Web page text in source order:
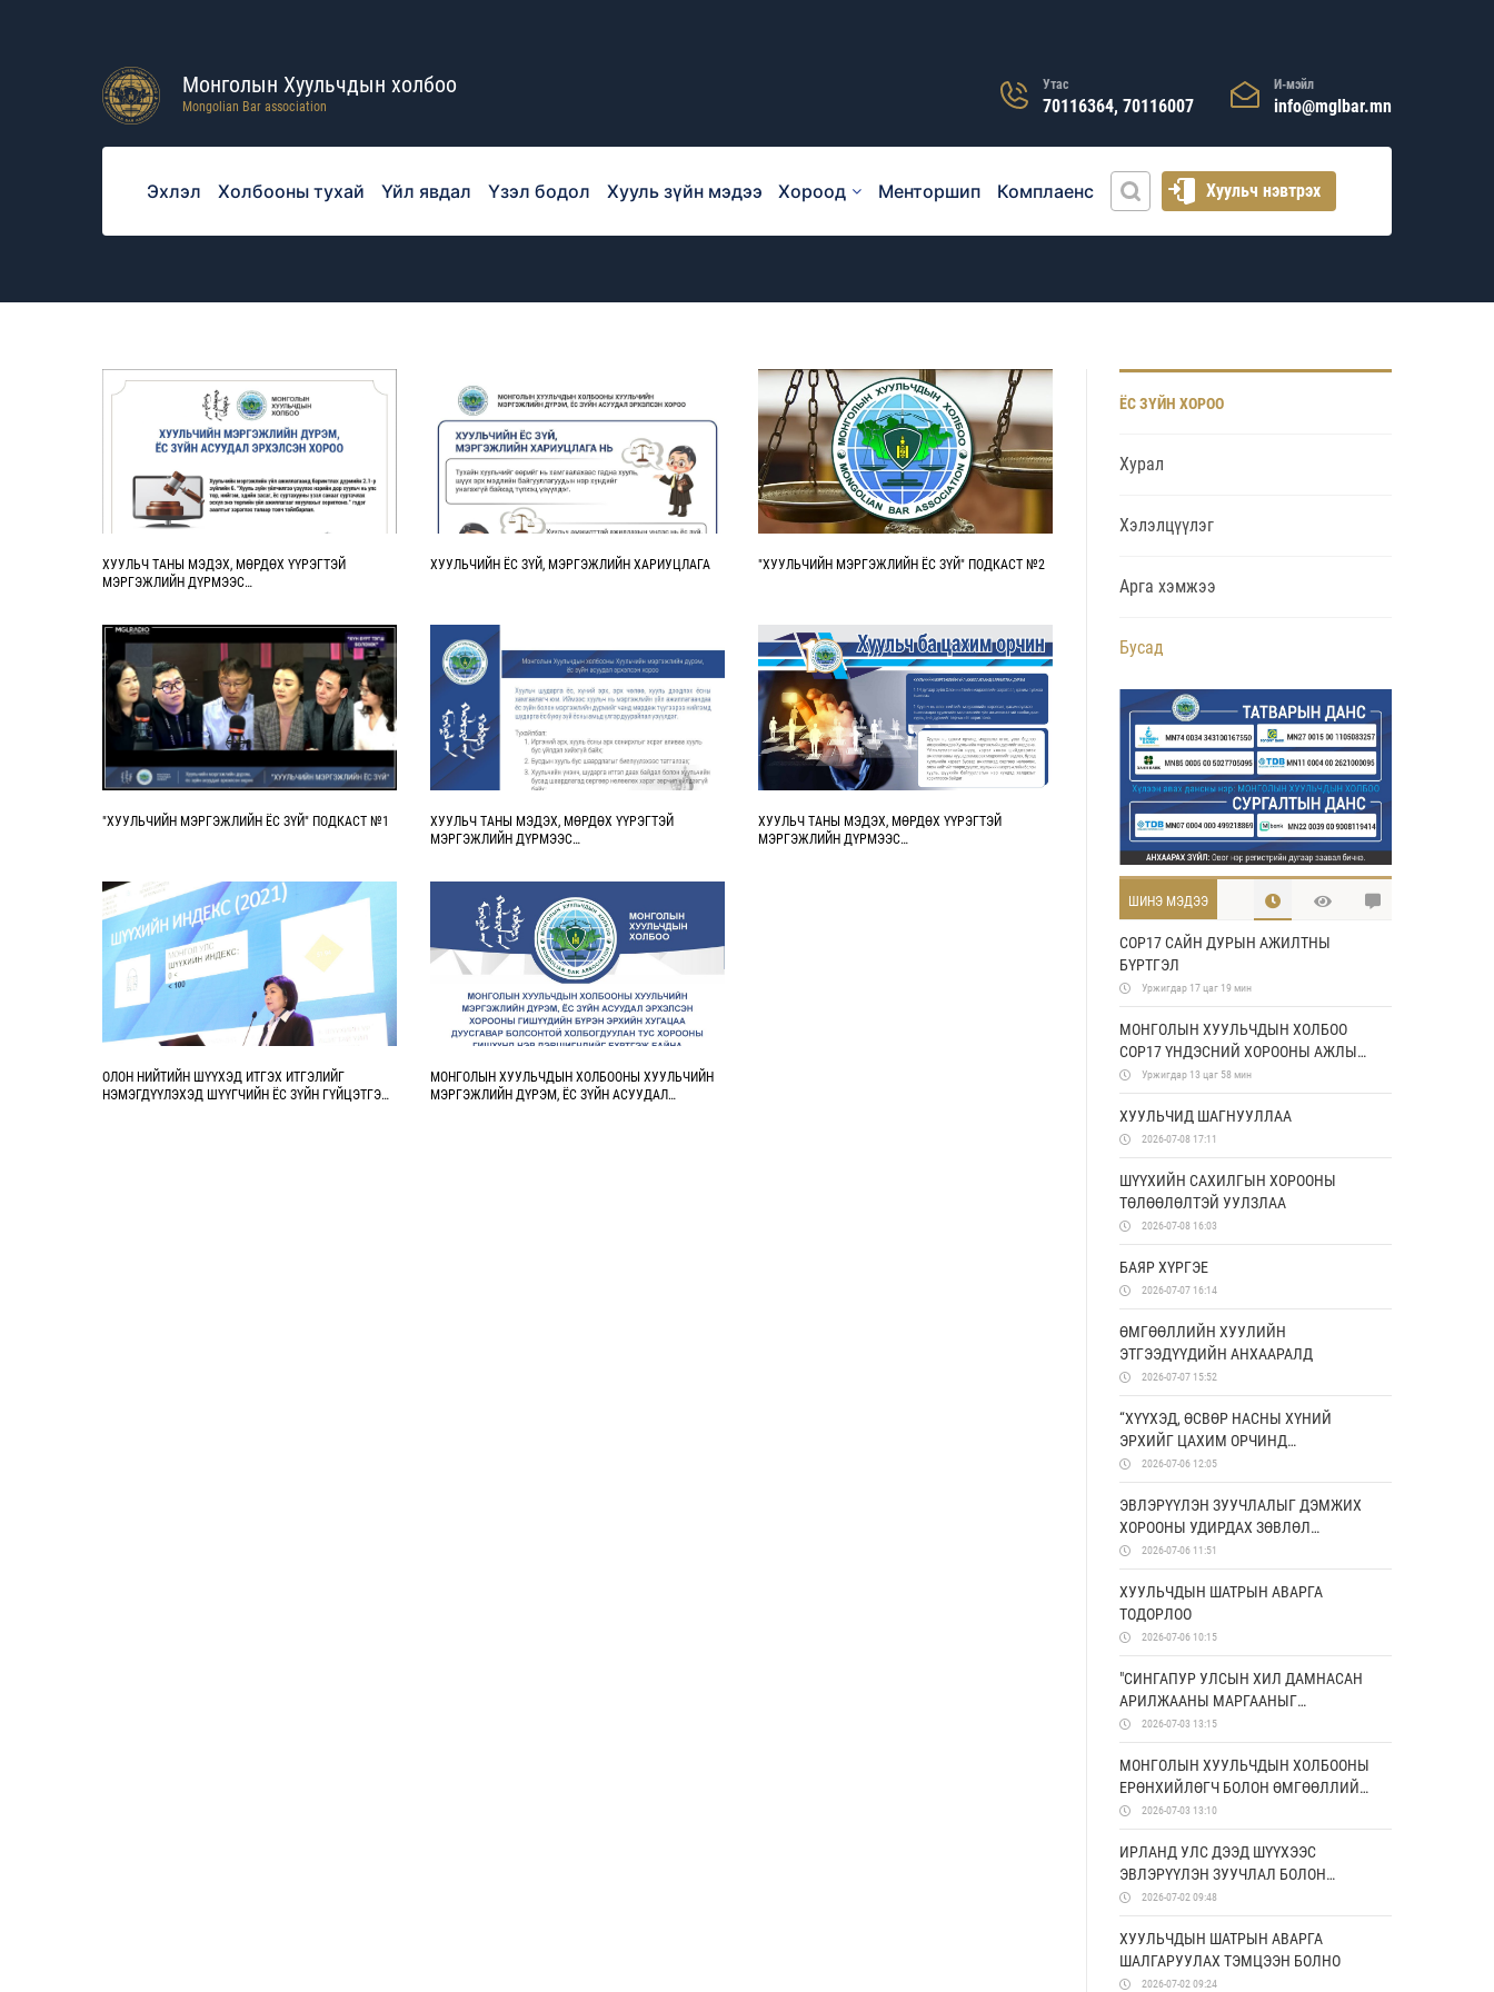
Монголын Хуульчдын холбоо
Mongolian Bar association
Утас
70116364, 70116007
И-мэйл
info@mglbar.mn
Эхлэл Холбооны тухай Үйл явдал Үзэл бодол Хууль зүйн мэдээ Хороод Менторшип Комплаенс Хуульч нэвтрэх
ХУУЛЬЧ ТАНЫ МЭДЭХ, МӨРДӨХ ҮҮРЭГТЭЙ
МЭРГЭЖЛИЙН ДҮРМЭЭС…
ХУУЛЬЧИЙН ЁС ЗҮЙ, МЭРГЭЖЛИЙН ХАРИУЦЛАГА "ХУУЛЬЧИЙН МЭРГЭЖЛИЙН ЁС ЗҮЙ" ПОДКАСТ №2
"ХУУЛЬЧИЙН МЭРГЭЖЛИЙН ЁС ЗҮЙ" ПОДКАСТ №1
ХУУЛЬЧ ТАНЫ МЭДЭХ, МӨРДӨХ ҮҮРЭГТЭЙ
МЭРГЭЖЛИЙН ДҮРМЭЭС…
ХУУЛЬЧ ТАНЫ МЭДЭХ, МӨРДӨХ ҮҮРЭГТЭЙ
МЭРГЭЖЛИЙН ДҮРМЭЭС…
ОЛОН НИЙТИЙН ШҮҮХЭД ИТГЭХ ИТГЭЛИЙГ
НЭМЭГДҮҮЛЭХЭД ШҮҮГЧИЙН ЁС ЗҮЙН ГҮЙЦЭТГЭХ
МОНГОЛЫН ХУУЛЬЧДЫН ХОЛБООНЫ ХУУЛЬЧИЙН
МЭРГЭЖЛИЙН ДҮРЭМ, ЁС ЗҮЙН АСУУДАЛ
ЁС ЗҮЙН ХОРОО
Хурал
Хэлэлцүүлэг
Арга хэмжээ
Бусад
ШИНЭ МЭДЭЭ
COP17 САЙН ДУРЫН АЖИЛТНЫ
БҮРТГЭЛ
Уржигдар 17 цаг 19 мин
МОНГОЛЫН ХУУЛЬЧДЫН ХОЛБОО
COP17 ҮНДЭСНИЙ ХОРООНЫ АЖЛЫН
АЛБАТАЙ ХАМТРАН АЖИЛЛАХ
САНАМЖ БИЧИГ БАЙГУУЛЛАА
Уржигдар 13 цаг 58 мин
ХУУЛЬЧИД ШАГНУУЛЛАА
2026-07-08 17:11
ШҮҮХИЙН САХИЛГЫН ХОРООНЫ
ТӨЛӨӨЛӨЛТЭЙ УУЛЗЛАА
2026-07-08 16:03
БАЯР ХҮРГЭЕ
2026-07-07 16:14
ӨМГӨӨЛЛИЙН ХУУЛИЙН
ЭТГЭЭДҮҮДИЙН АНХААРАЛД
2026-07-07 15:52
“ХҮҮХЭД, ӨСВӨР НАСНЫ ХҮНИЙ
ЭРХИЙГ ЦАХИМ ОРЧИНД
ХАМГААЛАХ, УРЬДЧИЛАН
СЭРГИЙЛЭХ БОЛОН ЭРХ ЗҮЙН
МЭДЛЭГИЙГ НЭМЭГДҮҮЛЭХ НЬ”
ТӨСӨЛД ХАМТРАН АЖИЛЛАНА
2026-07-06 12:05
ЭВЛЭРҮҮЛЭН ЗУУЧЛАЛЫГ ДЭМЖИХ
ХОРООНЫ УДИРДАХ ЗӨВЛӨЛ
ХУРАЛДЛАА
2026-07-06 11:51
ХУУЛЬЧДЫН ШАТРЫН АВАРГА
ТОДОРЛОО
2026-07-06 10:15
"СИНГАПУР УЛСЫН ХИЛ ДАМНАСАН
АРИЛЖААНЫ МАРГААНЫГ
ШИЙДВЭРЛЭХ ТОГТОЛЦОО" СЭДЭВТ
СУРГАЛТ БОЛЛОО
2026-07-03 13:15
МОНГОЛЫН ХУУЛЬЧДЫН ХОЛБООНЫ
ЕРӨНХИЙЛӨГЧ БОЛОН ӨМГӨӨЛЛИЙН
ХУУЛИЙН ЭТГЭЭДИЙГ ДЭМЖИХ
ХОРООНЫ УДИРДАХ ЗӨВЛӨЛИЙН
ГИШҮҮД ЯПОН УЛСАД АЛБАН
АЙЛЧЛАЛ ХИЙЛЭЭ
2026-07-03 13:10
ИРЛАНД УЛС ДЭЭД ШҮҮХЭЭС
ЭВЛЭРҮҮЛЭН ЗУУЧЛАЛ БОЛОН
МАРГААН ШИЙДВЭРЛЭХ ШИНЭ
УДИРДАМЖ ХЭРЭГЖҮҮЛЖ ЭХЭЛЛЭЭ
2026-07-02 09:48
ХУУЛЬЧДЫН ШАТРЫН АВАРГА
ШАЛГАРУУЛАХ ТЭМЦЭЭН БОЛНО
2026-07-02 09:24